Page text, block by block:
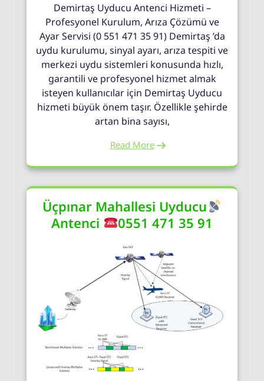
Demirtaş Uyducu Antenci Hizmeti –
Profesyonel Kurulum, Arıza Çözümü ve
Ayar Servisi (0 551 471 35 91) Demirtaş ’da
uydu kurulumu, sinyal ayarı, arıza tespiti ve
merkezi uydu sistemleri konusunda hızlı,
garantili ve profesyonel hizmet almak
isteyen kullanıcılar için Demirtaş Uyducu
hizmeti büyük önem taşır. Özellikle şehirde
artan bina sayısı,
Read More
Üçpınar Mahallesi Uyducu
Antenci
0551 471 35 91